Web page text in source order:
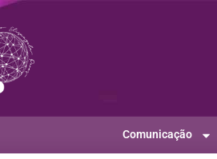
Comunicação